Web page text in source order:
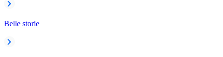
Belle storie